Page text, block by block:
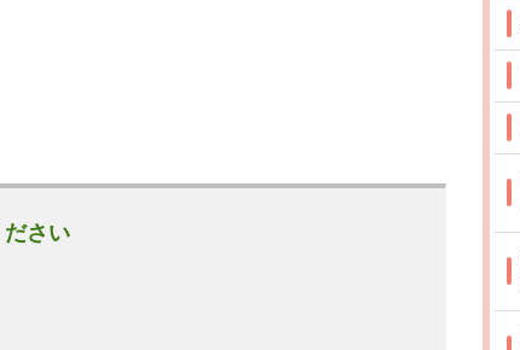
さい